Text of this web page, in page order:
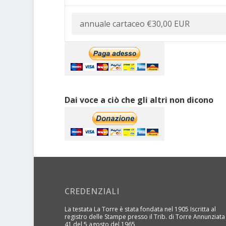
Dai voce a ciò che gli altri non dicono
CREDENZIALI
La testata La Torre è stata fondata nel 1905 Iscritta al
registro delle Stampe presso il Trib. di Torre